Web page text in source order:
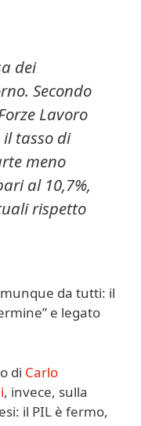
dei
Secondo
Lavoro
tasso di
meno
al 10,7%,
rispetto
da tutti: il
e legato
di Carlo
, invece, sulla
il PIL è fermo,